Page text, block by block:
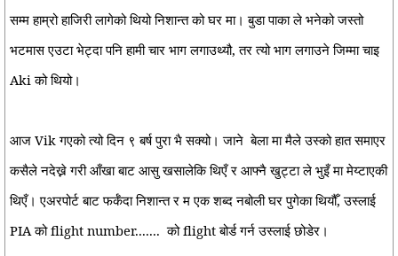
सम्म हाम्रो हाजिरी लागेको थियो निशान्त को घर मा। बुडा पाका ले भनेको जस्तो
भटमास एउटा भेट्दा पनि हामी चार भाग लगाउथ्यौ, तर त्यो भाग लगाउने जिम्मा चाइ
Aki को थियो।
आज Vik गएको त्यो दिन ९ बर्ष पुरा भै सक्यो। जाने बेला मा मैले उस्को हात समाएर
कसैले नदेख्ने गरी आँखा बाट आसु खसालेकि थिएँ र आफ्नै खुट्टा ले भुइँ मा मेय्टाएकी
थिएँ। एअरपोर्ट बाट फर्कँदा निशान्त र म एक शब्द नबोली घर पुगेका थियौँ, उस्लाई
PIA को flight number....... को flight बोर्ड गर्न उस्लाई छोडेर।